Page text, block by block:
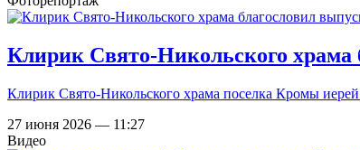
Клирик Свято-Никольского храма
Клирик Свято-Никольского храма поселка Кромы
27 июня 2026 — 11:27
Видео